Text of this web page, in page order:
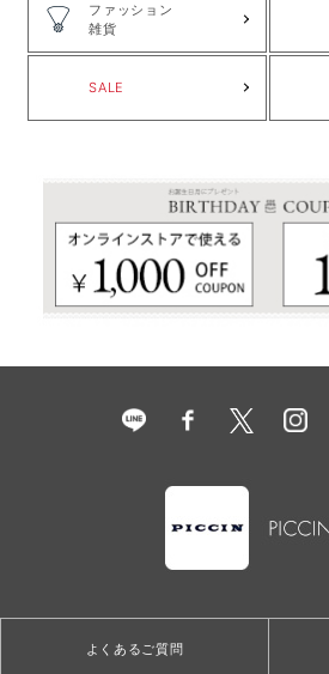
ファッション
雑貨
SALE
よくあるご質問